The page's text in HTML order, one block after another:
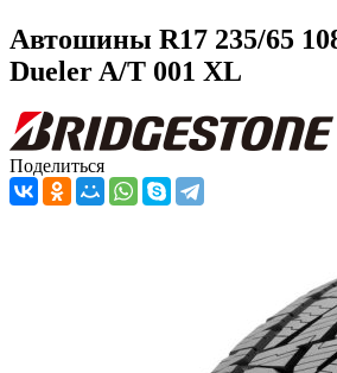
Автошины R17 235/65
Dueler A/T 001 XL
Поделиться